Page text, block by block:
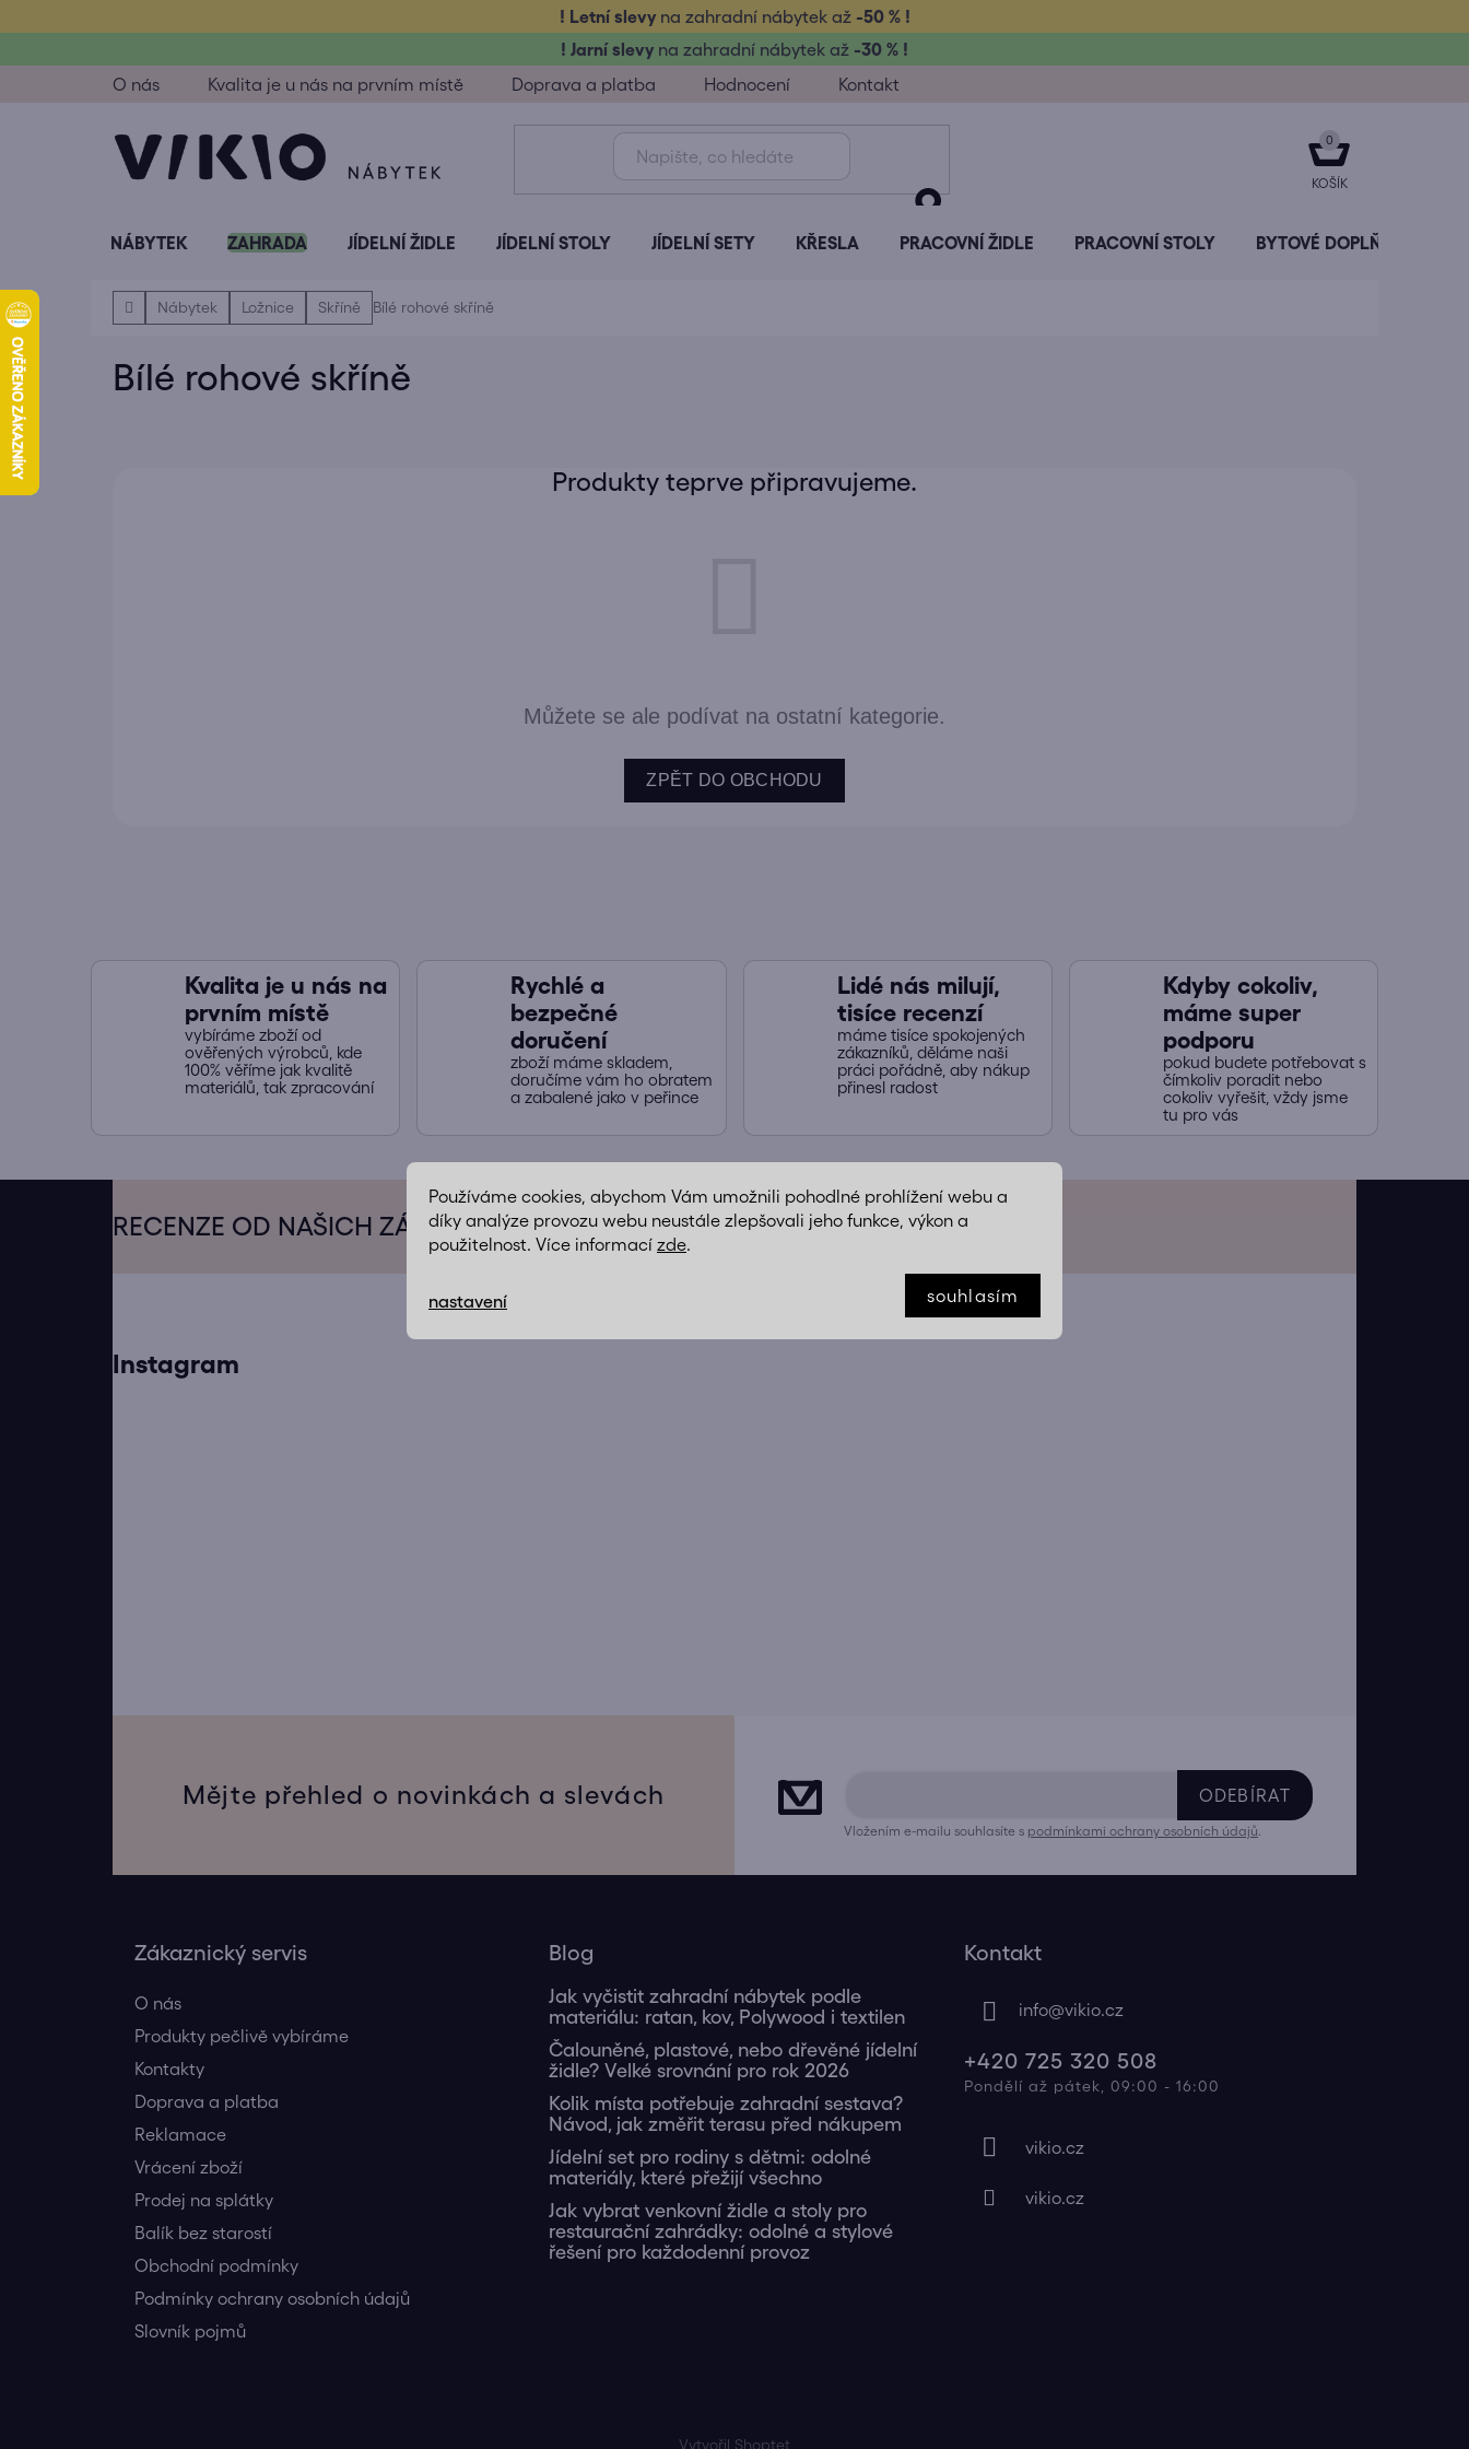
Používáme cookies, abychom Vám umožnili pohodlné prohlížení webu a
díky analýze provozu webu neustále zlepšovali jeho funkce, výkon a
použitelnost. Více informací zde
nastavení souhlasím
na
! Letní slevy na zahradní nábytek až-50 % !
! Jarní slevy na zahradní nábytek až -30 % !
O nás
Kvalita je u nás na prvním místě Doprava a platba Hodnocení Kontakt
NÁKUPNÍ
KOŠÍK
NÁBYTEK ZAHRADA JÍDELNÍ ŽIDLE JÍDELNÍ STOLY JÍDELNÍ SETY KŘESLA PRACOVNÍ ŽIDLE PRACOVNÍ STOLY BYTOVÉ DOPLŇKY
DomůNábytek Ložnice Skříně Bílé rohové skříně
Bílé rohové skříně
Produkty teprve připravujeme.
Můžete se ale podívat na ostatní kategorie.
ZPĚT DO OBCHODU
Kvalita je u nás na
prvním místě
vybíráme zboží od
ověřených výrobců, kde
100% věříme jak kvalitě
materiálů, tak zpracování
Rychlé a
bezpečné
doručení
zboží máme skladem,
doručíme vám ho obratem
a zabalené jako v peřince
Lidé nás milují,
tisíce recenzí
máme tisíce spokojených
zákazníků, děláme naši
práci pořádně, aby nákup
přinesl radost
Kdyby cokoliv,
máme super
podporu
pokud budete potřebovat s
čímkoliv poradit nebo
cokoliv vyřešit, vždy jsme
tu pro vás
RECENZE OD NAŠICH ZÁKAZNÍKŮ
Instagram
Mějte přehled o novinkách a slevách ODEBÍRAT
Vložením e-mailu souhlasíte s podmínkami ochrany osobních údajů
Zákaznický servis
O nás
Produkty pečlivě vybíráme
Kontakty
Doprava a platba
Reklamace
Vrácení zboží
Prodej na splátky
Balík bez starostí
Obchodní podmínky
Podmínky ochrany osobních údajů
Slovník pojmů
Blog
Jak vyčistit zahradní nábytek podle
materiálu: ratan, kov, Polywood i textilen
Čalouněné, plastové, nebo dřevěné jídelní
židle? Velké srovnání pro rok 2026
Kolik místa potřebuje zahradní sestava?
Návod, jak změřit terasu před nákupem
Jídelní set pro rodiny s dětmi: odolné
materiály, které přežijí všechno
Jak vybrat venkovní židle a stoly pro
restaurační zahrádky: odolné a stylové
řešení pro každodenní provoz
Kontakt
info@vikio.cz
+420 725 320 508
Vytvořil Shoptet